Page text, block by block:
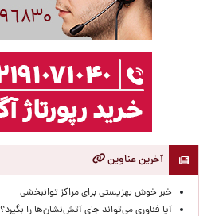
آخرین عناوین
خبر خوش بهزیستی برای مراکز توانبخشی
آیا فناوری می‌تواند جای آتش‌نشان‌ها را بگیرد؟